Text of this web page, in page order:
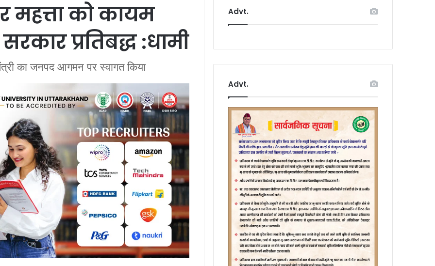
महत्ता को कायम
प्रतिबद्ध :धामी
का जनपद आगमन पर स्वागत किया
Advt.
Advt.